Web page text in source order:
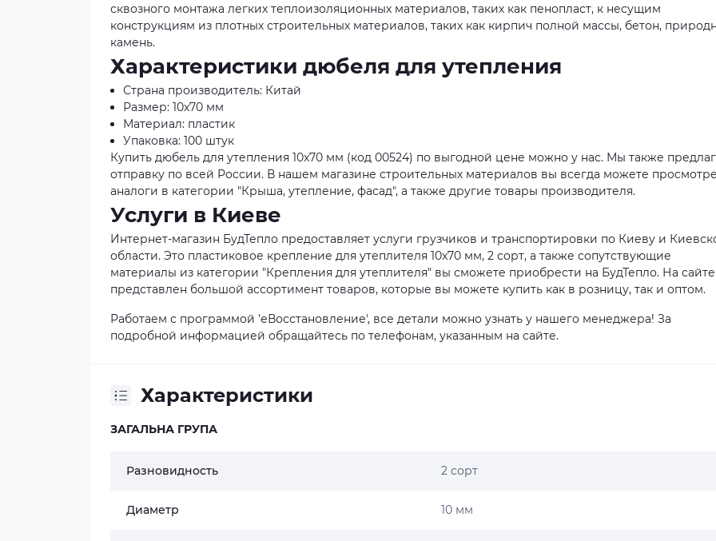
сквозного монтажа легких теплоизоляционных материалов, таких как пенопласт, к несущим
конструкциям из плотных строительных материалов, таких как кирпич полной массы, бетон,
камень.
Характеристики дюбеля для утепления
Страна производитель: Китай
Размер: 10x70 мм
Материал: пластик
Упаковка: 100 штук
Купить дюбель для утепления 10x70 мм (код 00524) по выгодной цене можно у нас. Мы также
отправку по всей России. В нашем магазине строительных материалов вы всегда можете
аналоги в категории "Крыша, утепление, фасад", а также другие товары производителя.
Услуги в Киеве
Интернет-магазин БудТепло предоставляет услуги грузчиков и транспортировки по Киеву и
области. Это пластиковое крепление для утеплителя 10x70 мм, 2 сорт, а также сопутствующие
материалы из категории "Крепления для утеплителя" вы сможете приобрести на БудТепло. На сайте
представлен большой ассортимент товаров, которые вы можете купить как в розницу, так и оптом.
Работаем с программой 'еВосстановление', все детали можно узнать у нашего менеджера! За
подробной информацией обращайтесь по телефонам, указанным на сайте.
Характеристики
ЗАГАЛЬНА ГРУПА
Разновидность 2 сорт
Диаметр 10 мм